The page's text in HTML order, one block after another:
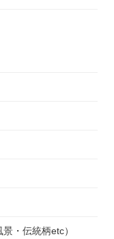
・伝統柄etc）